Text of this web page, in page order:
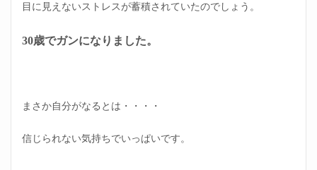
目に見えないストレスが蓄積されていたのでしょう。
30歳でガンになりました。
まさか自分がなるとは・・・・
信じられない気持ちでいっぱいです。